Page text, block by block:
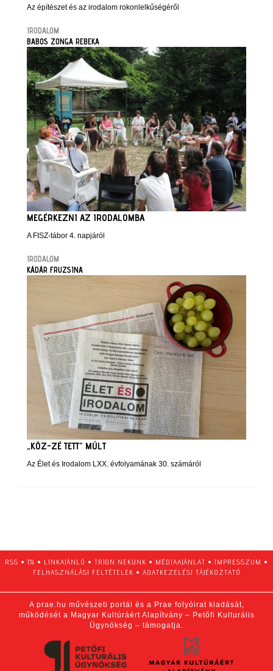
Az építészet és az irodalom rokonlelkűségéről
IRODALOM
BABOS ZONGA REBEKA
MEGÉRKEZNI AZ IRODALOMBA
A FISZ-tábor 4. napjáról
IRODALOM
KÁDÁR FRUZSINA
„KÖZ-ZÉ TETT” MÚLT
Az Élet és Irodalom LXX. évfolyamának 30. számáról
RSS • 1% • LINKAJÁNLÓ • ÍRJON NEKÜNK • MÉDIAAJÁNLAT • IMPRESSZUM •
FELHASZNÁLÁSI FELTÉTELEK • ADATKEZELÉSI TÁJÉKOZTATÓ
A prae.hu művészeti portál és a Prae folyóirat kiadását,
működését a Magyar Kultúráért Alapítvány – Petőfi Kulturális
Ügynökség – támogatja.